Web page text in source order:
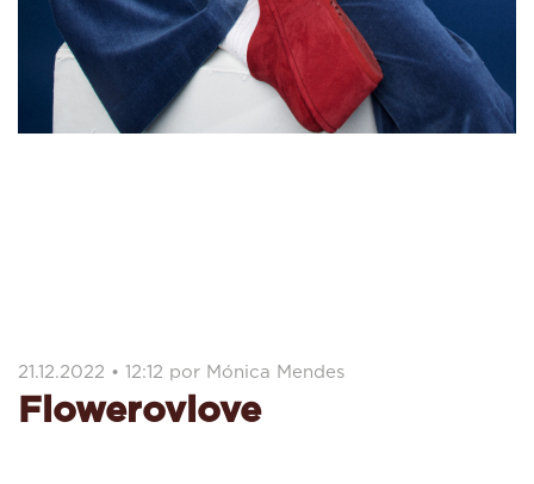
21.12.2022 • 12:12 por Mónica Mendes
Flowerovlove